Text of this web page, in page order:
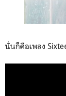
นั่นก็คือเพลง